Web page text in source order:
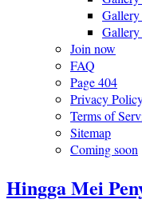
Join now
FAQ
Page 404
Privacy
Terms of
Sitemap
Coming soon
Hingga Mei